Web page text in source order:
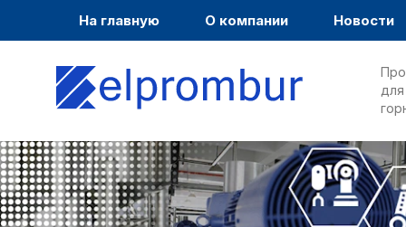
На главную О компании Новости